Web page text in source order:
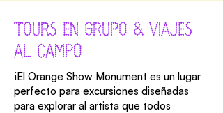
TOURS EN GRUPO & VIAJES
AL CAMPO
¡El Orange Show Monument es un lugar
perfecto para excursiones diseñadas
para explorar al artista que todos